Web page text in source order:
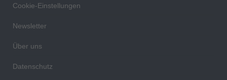
Cookie-Einstellungen
Newsletter
Über uns
Datenschutz